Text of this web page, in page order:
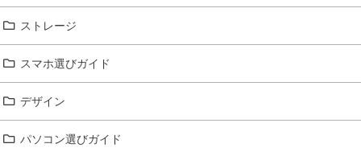
ストレージ
スマホ選びガイド
デザイン
パソコン選びガイド